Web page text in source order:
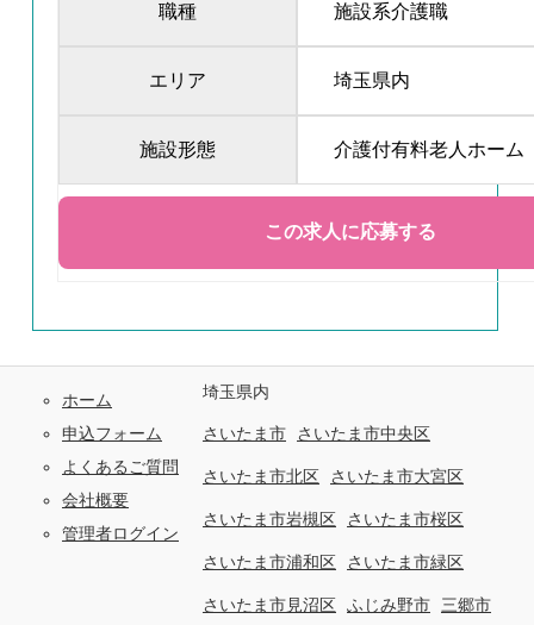
職種 施設系介護職
エリア 埼玉県内
施設形態 介護付有料老人ホーム
ホーム
申込フォーム
よくあるご質問
会社概要
管理者ログイン
埼玉県内
さいたま市 さいたま市中央区
さいたま市北区 さいたま市大宮区
さいたま市岩槻区 さいたま市桜区
さいたま市浦和区 さいたま市緑区
さいたま市見沼区 ふじみ野市 三郷市